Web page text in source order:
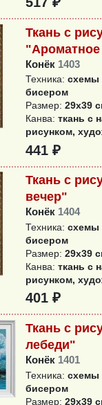
Ткань с
"Ароматное
Конёк 1403
Техника: схемы
бисером
Размер: 29х39
Канва: ткань с
рисунком,
441 ₽
Ткань с
вечер"
Конёк 1404
Техника: схемы
бисером
Размер: 29х39
Канва: ткань с
рисунком,
401 ₽
Ткань с
лебеди"
Конёк 1401
Техника: схемы
бисером
Размер: 29х39